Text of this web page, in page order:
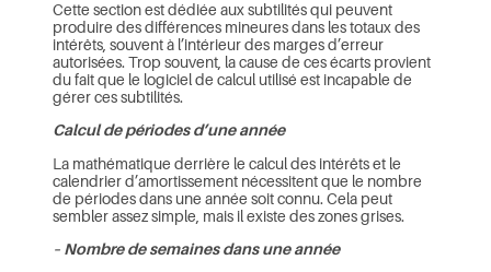
Cette section est dédiée aux subtilités qui peuvent
produire des différences mineures dans les totaux des
intérêts, souvent à l’intérieur des marges d’erreur
autorisées. Trop souvent, la cause de ces écarts provient
du fait que le logiciel de calcul utilisé est incapable de
gérer ces subtilités.
Calcul de périodes d’une année
La mathématique derrière le calcul des intérêts et le
calendrier d’amortissement nécessitent que le nombre
de périodes dans une année soit connu. Cela peut
sembler assez simple, mais il existe des zones grises.
– Nombre de semaines dans une année